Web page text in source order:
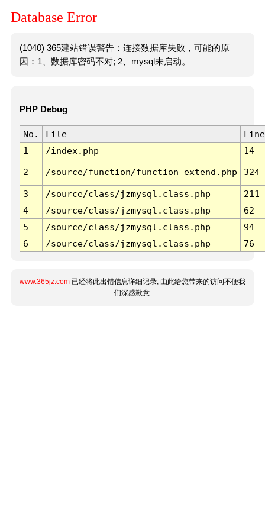
Database Error
(1040) 365建站错误警告：连接数据库失败，可能的原
因：1、数据库密码不对; 2、mysql未启动。
PHP Debug
No. File
Line
1
/index.php 14
2 /source/function/function_extend.php 324
3 /source/class/jzmysql.class.php
211
4
/source/class/jzmysql.class.php
62
5
/source/class/jzmysql.class.php
94
6
/source/class/jzmysql.class.php 76
www.365jz.com 已经将此出错信息详细记录, 由此给您带来的访问不便我
们深感歉意.